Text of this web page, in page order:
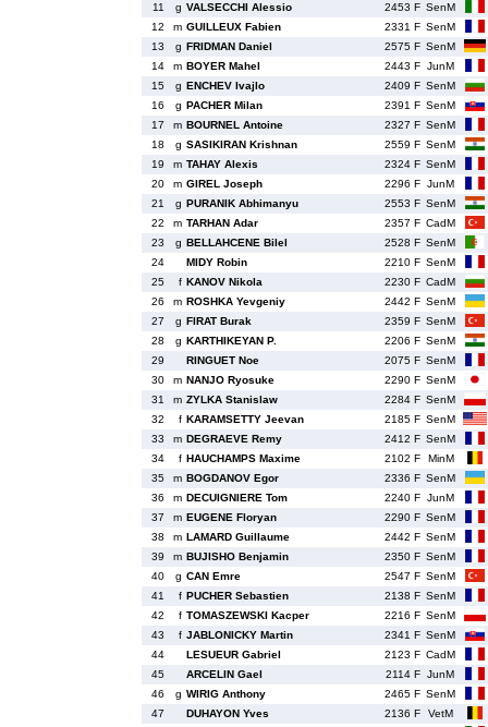
11
g VALSECCHI Alessio 2453 F SenM
12
m GUILLEUX Fabien 2331 F SenM
13
g FRIDMAN Daniel 2575 F SenM
14
m BOYER Mahel 2443 F JunM
15
g ENCHEV Ivajlo 2409 F SenM
16
g PACHER Milan 2391 F SenM
17
m BOURNEL Antoine 2327 F SenM
18
g SASIKIRAN Krishnan 2559 F SenM
19
m TAHAY Alexis 2324 F SenM
20
m GIREL Joseph 2296 F JunM
21
g PURANIK Abhimanyu 2553 F SenM
22
m TARHAN Adar 2357 F CadM
23
g BELLAHCENE Bilel 2528 F SenM
24
MIDY Robin 2210 F SenM
25
f KANOV Nikola 2230 F CadM
26
m ROSHKA Yevgeniy 2442 F SenM
27
g FIRAT Burak 2359 F SenM
28
g KARTHIKEYAN P. 2206 F SenM
29
RINGUET Noe 2075 F SenM
30
m NANJO Ryosuke 2290 F SenM
31
m ZYLKA Stanislaw 2284 F SenM
32
f KARAMSETTY Jeevan 2185 F SenM
33
m DEGRAEVE Remy 2412 F SenM
34
f HAUCHAMPS Maxime 2102 F
MinM
35
m BOGDANOV Egor 2336 F SenM
36
m DECUIGNIERE Tom 2240 F JunM
37
m EUGENE Floryan 2290 F SenM
38
m LAMARD Guillaume 2442 F SenM
39
m BUJISHO Benjamin 2350 F SenM
40
g CAN Emre 2547 F SenM
41
f PUCHER Sebastien 2138 F SenM
42
f TOMASZEWSKI Kacper 2216 F SenM
43
f JABLONICKY Martin 2341 F SenM
44
LESUEUR Gabriel 2123 F CadM
45
ARCELIN Gael 2114 F JunM
46
g WIRIG Anthony 2465 F SenM
47
DUHAYON Yves 2136 F
VetM